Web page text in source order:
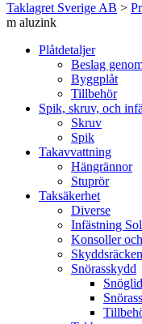
Taklagret Sverige AB >
m aluzink
Plåtdetaljer
Beslag
Byggplåt
Tillbehör
Spik, skruv, och
Skruv
Spik
Takavvattning
Hängrännor
Stuprör
Taksäkerhet
Diverse
Infästning
Konsoller
Skyddsräcken
Snörasskydd